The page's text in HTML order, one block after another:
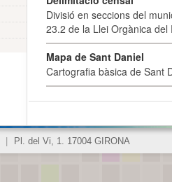
Divisió en seccions del
23.2 de la Llei Orgànica
Mapa de Sant Daniel
Cartografia bàsica de Sant
Pl. del Vi, 1. 17004 GIRONA